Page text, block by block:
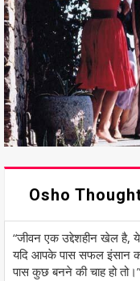
Osho
“जीवन एक उद्देशहीन खेल है,
यदि आपके पास सफल इंसान
पास कुछ बनने की चाह हो